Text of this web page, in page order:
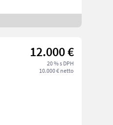
12.000 €
20 % s DPH
10.000 € netto